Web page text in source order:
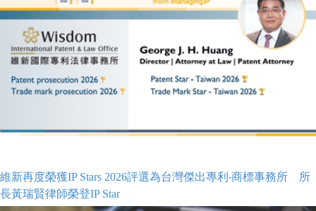
維新再度榮獲IP Stars 2026評選為台灣傑出專利‧商標事務所 所
長黃瑞賢律師榮登IP Star